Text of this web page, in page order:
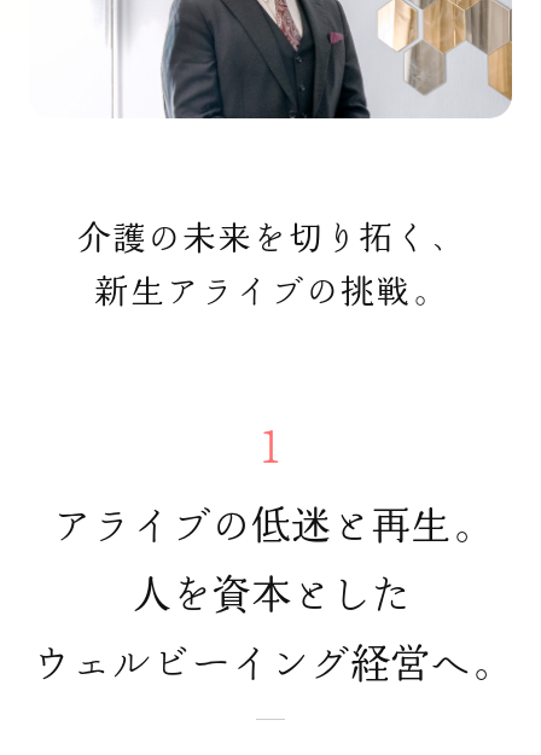
介護の未来を切り拓く、
新生アライブの挑戦。
1
アライブの低迷と再生。
人を資本とした
ウェルビーイング経営へ。